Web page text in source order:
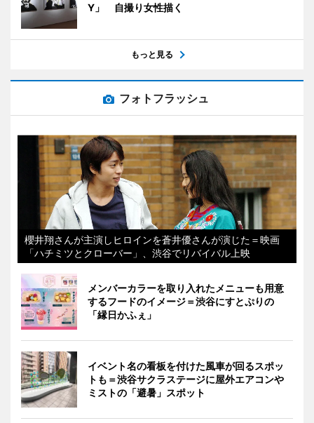
Y」 自撮り女性描く
もっと見る
フォトフラッシュ
櫻井翔さんが主演しヒロインを蒼井優さんが演じた＝映画
「ハチミツとクローバー」、渋谷でリバイバル上映
メンバーカラーを取り入れたメニューも用意
するフードのイメージ＝渋谷にすとぷりの
「縁日かふぇ」
イベント名の看板を付けた風車が回るスポッ
トも＝渋谷サクラステージに屋外エアコンや
ミストの「避暑」スポット